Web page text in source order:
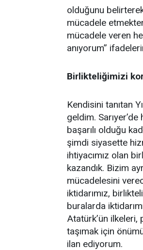
olduğunu
mücadele
mücadele veren
anıyorum”
Birlikteliğimizi
Kendisini tanıtan
geldim.
başarılı olduğu
şimdi siyasette
ihtiyacımız olan
kazandık. Bizim
mücadelesini
iktidarımız,
buralarda
Atatürk’ün ilkeleri,
taşımak için
ilan ediyorum.